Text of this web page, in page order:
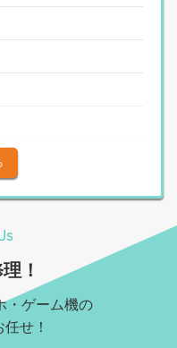
旧
！
・ゲーム機の
せ！